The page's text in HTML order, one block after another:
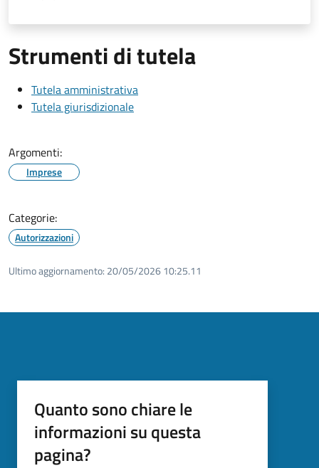
Strumenti di tutela
Tutela amministrativa
Tutela giurisdizionale
Argomenti:
Imprese
Categorie:
Autorizzazioni
Ultimo aggiornamento: 20/05/2026 10:25.11
Quanto sono chiare le
informazioni su questa
pagina?